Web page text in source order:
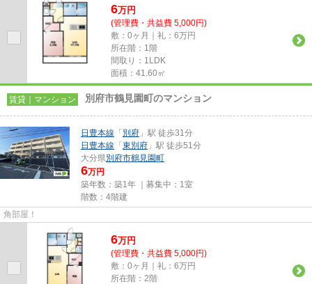
6万円
(管理費・共益費 5,000円)
敷：0ヶ月｜礼：6万円
所在階：1階
間取り：1LDK
面積：41.60㎡
賃貸｜マンション 別府市鶴見園町のマンション
日豊本線 「 別府 」駅 徒歩31分
日豊本線 「 東別府 」駅 徒歩51分
大分県別府市鶴見園町
6万円
築年数：築1年 ｜募集中： 1室
階数：4階建
角部屋！
6万円
(管理費・共益費 5,000円)
敷：0ヶ月｜礼：6万円
所在階：2階